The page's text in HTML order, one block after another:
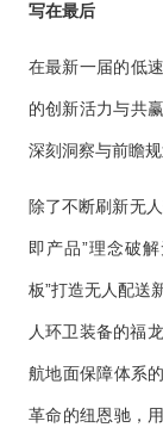
写在最后
在最新一届的低
的创新活力与共
深刻洞察与前瞻规
除了不断刷新无
即产品”理念破
板”打造无人配送
人环卫装备的福
航地面保障体系
革命的纽恩驰，